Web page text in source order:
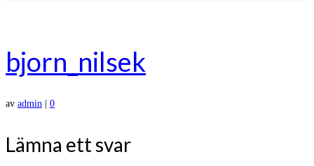
bjorn_nilsek
av admin 0
Lämna ett svar